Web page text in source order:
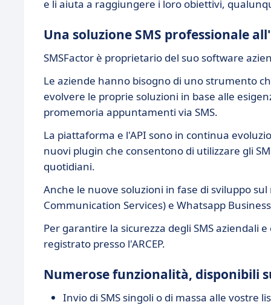
e li aiuta a raggiungere i loro obiettivi,
Una soluzione SMS professionale
SMSFactor è proprietario del suo software
Le aziende hanno bisogno di uno strumento
evolvere le proprie soluzioni in base alle
promemoria appuntamenti via SMS.
La piattaforma e l'API sono in continua
nuovi plugin che consentono di utilizzare gli
quotidiani.
Anche le nuove soluzioni in fase di sviluppo
Communication Services) e Whatsapp
Per garantire la sicurezza degli SMS aziendali
registrato presso l'ARCEP.
Numerose funzionalità, disponibili
Invio di SMS singoli o di massa alle vostre